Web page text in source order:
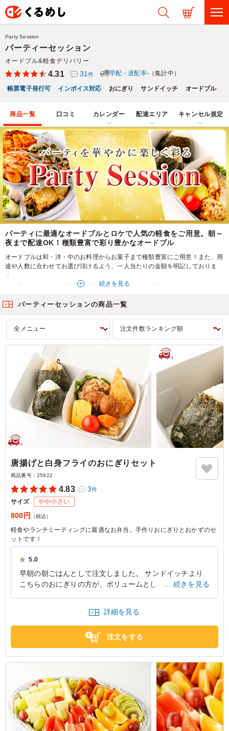
パーティーセッション
オードブル&軽食デリバリー
Party Session
4.31 31件 早配・遅配率-（集計中）
帳票電子発行可 インボイス対応 おにぎり サンドイッチ オードブル
商品一覧 口コミ カレンダー 配達エリア キャンセル規定
パーティに最適なオードブルとロケで人気の軽食をご用意。朝～
夜まで配達OK！種類豊富で彩り豊かなオードブル
オードブルは和・洋・中のお料理からお菓子まで種類豊富にご用意！また、用
途や人数に合わせてお選び頂けるよう、一人当たりの金額を明記しておりま
す。
天むすが入ったおにぎりBOXや手軽にお召し上がり頂けるサンドウィッチな
パーティや行楽行事、ロケやイベントなど、あらゆるシーンでお食事の場を華
続きを見る
パーティーセッションの商品一覧
唐揚げと白身フライのおにぎりセット
商品番号： 25922
4.83 3件
サイズ やや小さい
800円 （税込）
軽食やランチミーティングに最適なお弁当。手作りおにぎりとおかずのセ
ットです！
5.0
早朝の朝ごはんとして注文しました。 サンドイッチより
こちらのおにぎりの方が、ボリュームとしてはお腹に残る
おにぎりが個装されているのが嬉しい気遣いでした。あり
がとうございます！
続きを見る
詳細を見る
注文をする